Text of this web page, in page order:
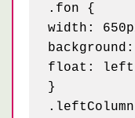
.fon {
width:
float: left; /
}